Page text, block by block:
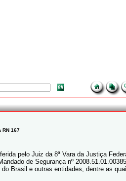
RN 167
Juiz da 8ª Vara da Justiça
de Segurança nº
Brasil e outras entidades, dentre as